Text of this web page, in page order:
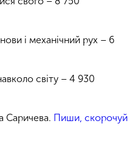
і механічний рух – 6
світу – 4 930
Саричева. Пиши, скорочуй